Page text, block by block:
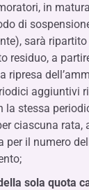
in
di
sarà
residuo, a
ripresa
aggiuntivi
la stessa
ciascuna
per il numero
sola quota